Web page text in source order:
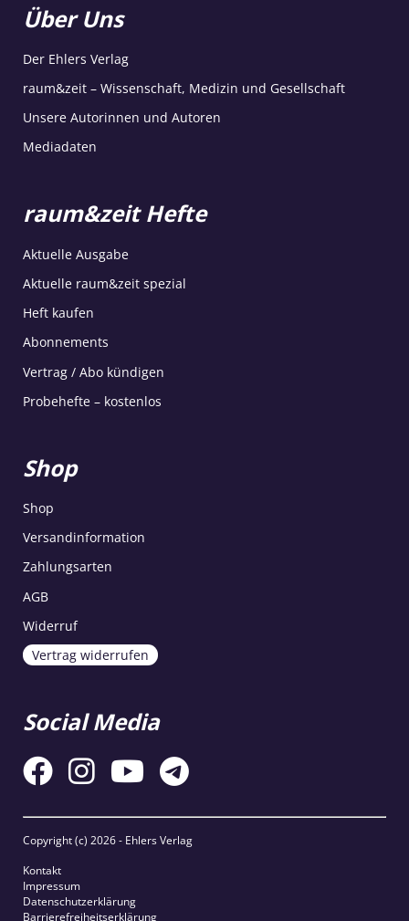
Über Uns
Der Ehlers Verlag
raum&zeit – Wissenschaft, Medizin und Gesellschaft
Unsere Autorinnen und Autoren
Mediadaten
raum&zeit Hefte
Aktuelle Ausgabe
Aktuelle raum&zeit spezial
Heft kaufen
Abonnements
Vertrag / Abo kündigen
Probehefte – kostenlos
Shop
Shop
Versandinformation
Zahlungsarten
AGB
Widerruf
Vertrag widerrufen
Social Media
Copyright (c) 2026 - Ehlers Verlag
Kontakt
Impressum
Datenschutzerklärung
Barrierefreiheitserklärung